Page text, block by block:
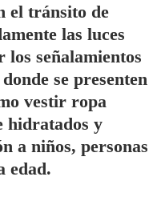
el tránsito de
las luces
señalamientos
se presenten
vestir ropa
hidratados y
a niños, personas
edad.